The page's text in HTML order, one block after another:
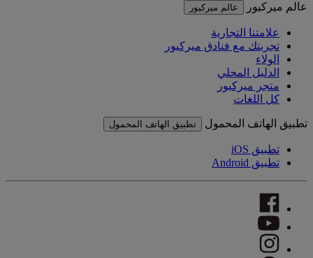
عالم ميركيور عالم ميركيور
علامتنا التجارية
تجربتك مع فنادق ميركيور
الولاء
الدليل المحلي
متجر ميركيور
كل اللغات
تطبيق الهاتف المحمول تطبيق الهاتف المحمول
تطبيق iOS
تطبيق Android